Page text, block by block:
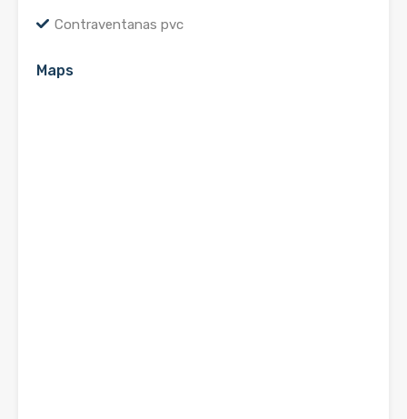
Contraventanas pvc
Maps